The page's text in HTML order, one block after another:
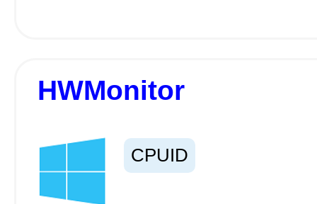
HWMonitor
CPUID